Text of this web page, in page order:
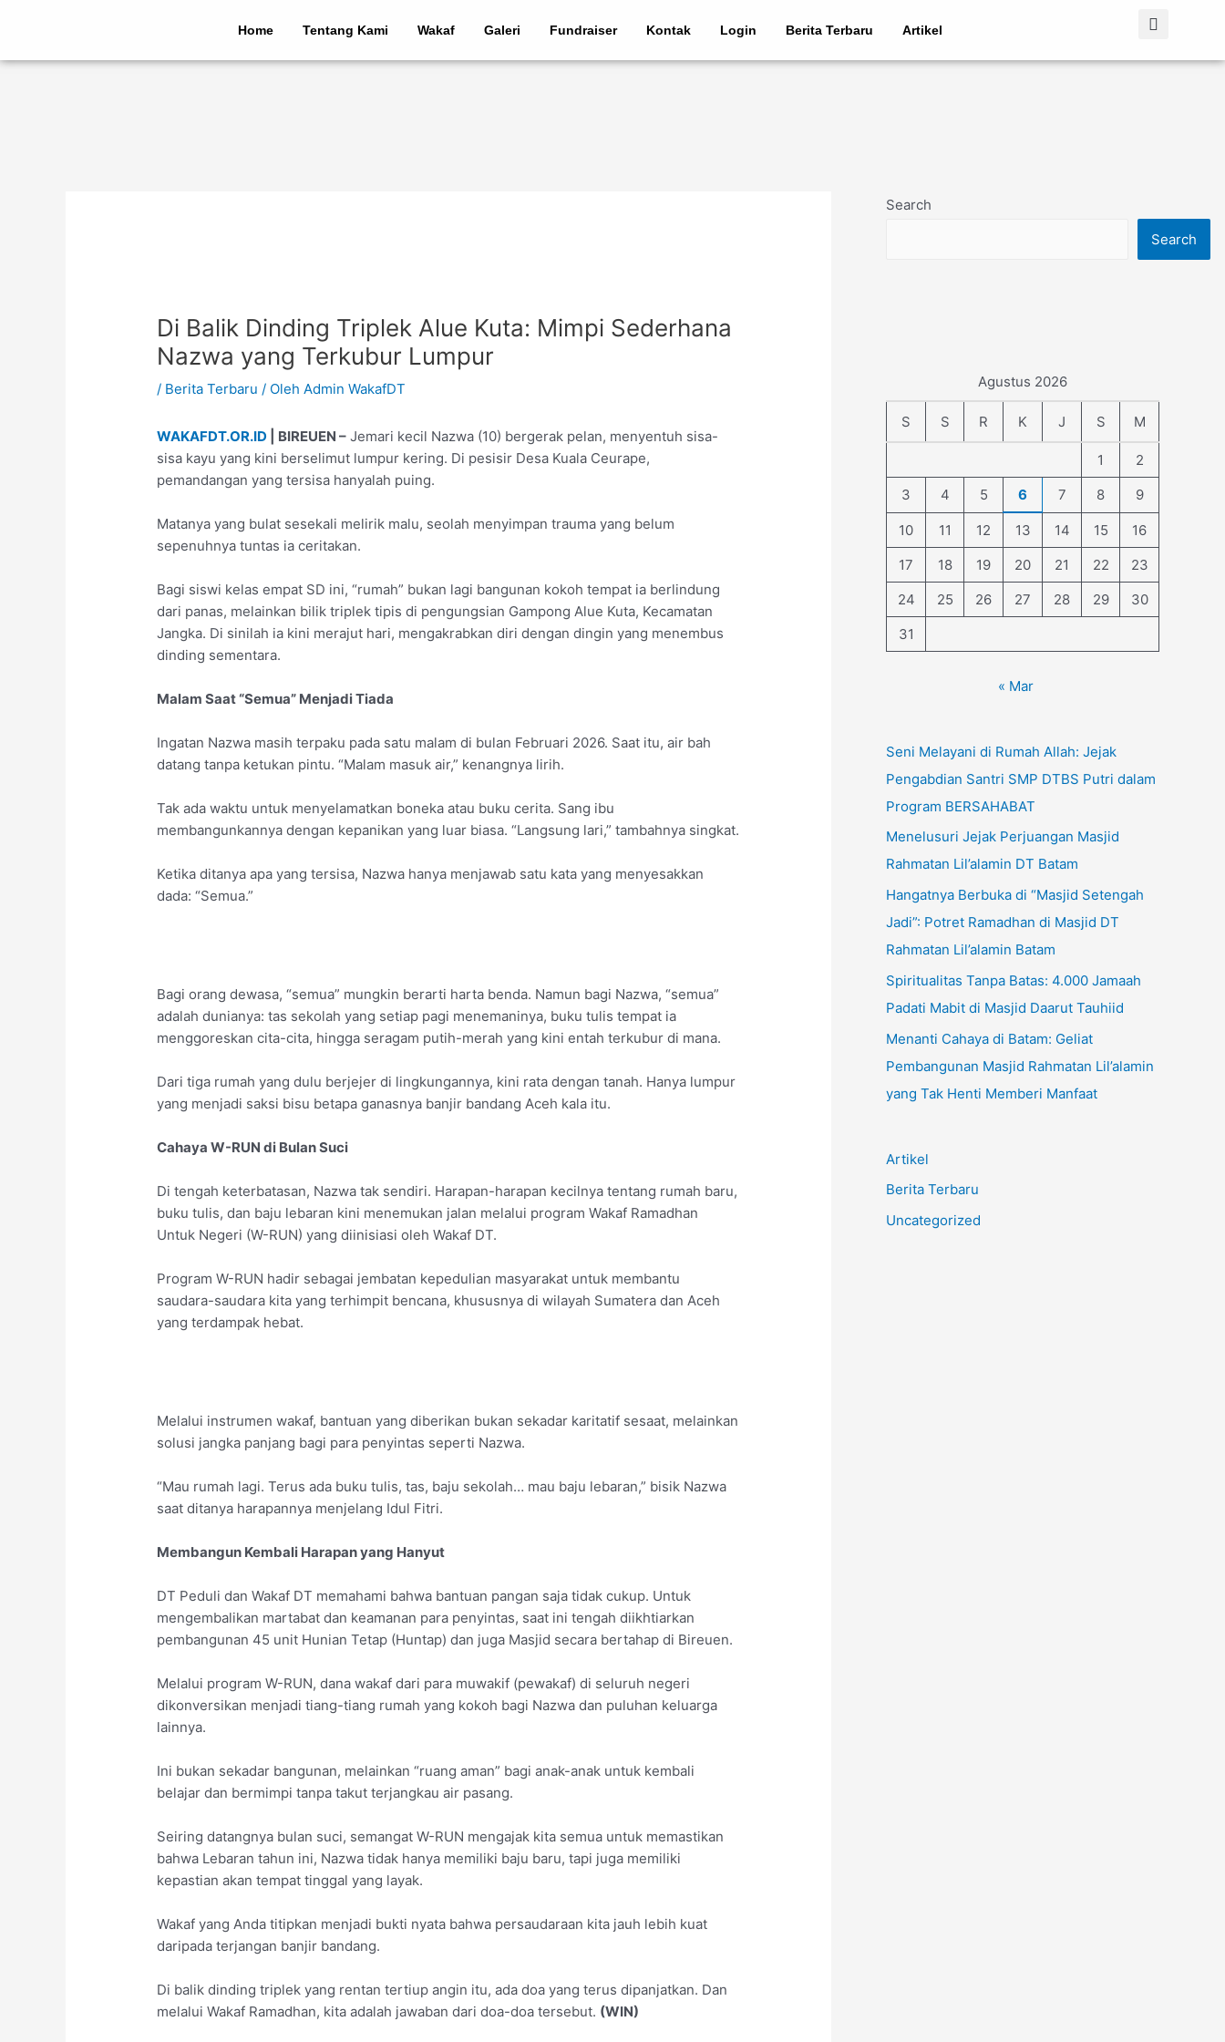
Home Tentang Kami Wakaf Galeri Fundraiser Kontak Login Berita Terbaru Artikel
Di Balik Dinding Triplek Alue Kuta: Mimpi Sederhana
Nazwa yang Terkubur Lumpur
/ Berita Terbaru / OlehAdmin WakafDT
WAKAFDT.OR.ID | BIREUEN – Jemari kecil Nazwa (10) bergerak pelan, menyentuh sisa-
sisa kayu yang kini berselimut lumpur kering. Di pesisir Desa Kuala Ceurape,
pemandangan yang tersisa hanyalah puing.
Matanya yang bulat sesekali melirik malu, seolah menyimpan trauma yang belum
sepenuhnya tuntas ia ceritakan.
Bagi siswi kelas empat SD ini, “rumah” bukan lagi bangunan kokoh tempat ia berlindung
dari panas, melainkan bilik triplek tipis di pengungsian Gampong Alue Kuta, Kecamatan
Jangka. Di sinilah ia kini merajut hari, mengakrabkan diri dengan dingin yang menembus
dinding sementara.
Malam Saat “Semua” Menjadi Tiada
Ingatan Nazwa masih terpaku pada satu malam di bulan Februari 2026. Saat itu, air bah
datang tanpa ketukan pintu. “Malam masuk air,” kenangnya lirih.
Tak ada waktu untuk menyelamatkan boneka atau buku cerita. Sang ibu
membangunkannya dengan kepanikan yang luar biasa. “Langsung lari,” tambahnya singkat.
Ketika ditanya apa yang tersisa, Nazwa hanya menjawab satu kata yang menyesakkan
dada: “Semua.”
Bagi orang dewasa, “semua” mungkin berarti harta benda. Namun bagi Nazwa, “semua”
adalah dunianya: tas sekolah yang setiap pagi menemaninya, buku tulis tempat ia
menggoreskan cita-cita, hingga seragam putih-merah yang kini entah terkubur di mana.
Dari tiga rumah yang dulu berjejer di lingkungannya, kini rata dengan tanah. Hanya lumpur
yang menjadi saksi bisu betapa ganasnya banjir bandang Aceh kala itu.
Cahaya W-RUN di Bulan Suci
Di tengah keterbatasan, Nazwa tak sendiri. Harapan-harapan kecilnya tentang rumah baru,
buku tulis, dan baju lebaran kini menemukan jalan melalui program Wakaf Ramadhan
Untuk Negeri (W-RUN) yang diinisiasi oleh Wakaf DT.
Program W-RUN hadir sebagai jembatan kepedulian masyarakat untuk membantu
saudara-saudara kita yang terhimpit bencana, khususnya di wilayah Sumatera dan Aceh
yang terdampak hebat.
Melalui instrumen wakaf, bantuan yang diberikan bukan sekadar karitatif sesaat, melainkan
solusi jangka panjang bagi para penyintas seperti Nazwa.
“Mau rumah lagi. Terus ada buku tulis, tas, baju sekolah… mau baju lebaran,” bisik Nazwa
saat ditanya harapannya menjelang Idul Fitri.
Membangun Kembali Harapan yang Hanyut
DT Peduli dan Wakaf DT memahami bahwa bantuan pangan saja tidak cukup. Untuk
mengembalikan martabat dan keamanan para penyintas, saat ini tengah diikhtiarkan
pembangunan 45 unit Hunian Tetap (Huntap) dan juga Masjid secara bertahap di Bireuen.
Melalui program W-RUN, dana wakaf dari para muwakif (pewakaf) di seluruh negeri
dikonversikan menjadi tiang-tiang rumah yang kokoh bagi Nazwa dan puluhan keluarga
lainnya.
Ini bukan sekadar bangunan, melainkan “ruang aman” bagi anak-anak untuk kembali
belajar dan bermimpi tanpa takut terjangkau air pasang.
Seiring datangnya bulan suci, semangat W-RUN mengajak kita semua untuk memastikan
bahwa Lebaran tahun ini, Nazwa tidak hanya memiliki baju baru, tapi juga memiliki
kepastian akan tempat tinggal yang layak.
Wakaf yang Anda titipkan menjadi bukti nyata bahwa persaudaraan kita jauh lebih kuat
daripada terjangan banjir bandang.
Di balik dinding triplek yang rentan tertiup angin itu, ada doa yang terus dipanjatkan. Dan
melalui Wakaf Ramadhan, kita adalah jawaban dari doa-doa tersebut. (WIN)
Search
Search
Agustus 2026
S S R K J S M
1
2
3
4 5 6 7 8 9
10 11 12 13 14 15
16
17
18 19 20 21 22
23
24
25 26 27 28 29
30
31
« Mar
Seni Melayani di Rumah Allah: Jejak
Pengabdian Santri SMP DTBS Putri dalam
Program BERSAHABAT
Menelusuri Jejak Perjuangan Masjid
Rahmatan Lil’alamin DT Batam
Hangatnya Berbuka di “Masjid Setengah
Jadi”: Potret Ramadhan di Masjid DT
Rahmatan Lil’alamin Batam
Spiritualitas Tanpa Batas: 4.000 Jamaah
Padati Mabit di Masjid Daarut Tauhiid
Menanti Cahaya di Batam: Geliat
Pembangunan Masjid Rahmatan Lil’alamin
yang Tak Henti Memberi Manfaat
Artikel
Berita Terbaru
Uncategorized